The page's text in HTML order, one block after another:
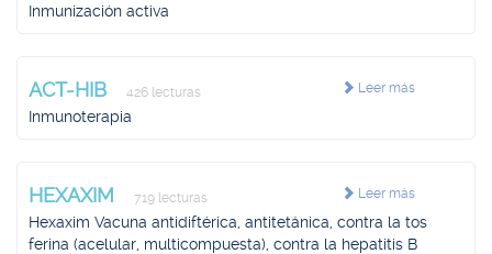
Inmunización activa
Leer más
ACT-HIB 426 lecturas
Inmunoterapia
Leer más
HEXAXIM 719 lecturas
Hexaxim Vacuna antidiftérica, antitetánica, contra la tos
ferina (acelular, multicompuesta), contra la hepatitis B